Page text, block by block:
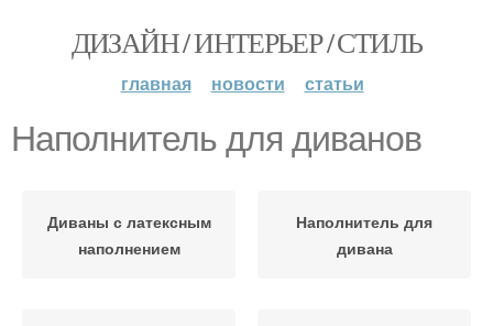
ДИЗАЙН / ИНТЕРЬЕР / СТИЛЬ
главная новости статьи
Наполнитель для диванов
Диваны с латексным
наполнением
Наполнитель для
дивана